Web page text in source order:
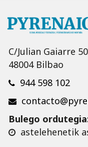
C/Julian Gaiarre
48004 Bilbao
944 598 102
Bulego
astelehenetik